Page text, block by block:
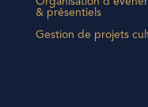
& présentiels
Gestion de projets